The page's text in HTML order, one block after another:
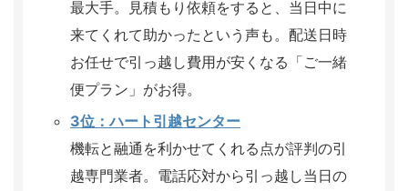
最大手。見積もり依頼をすると、当日中に
来てくれて助かったという声も。配送日時
お任せで引っ越し費用が安くなる「ご一緒
便プラン」がお得。
3位：ハート引越センター
機転と融通を利かせてくれる点が評判の引
越専門業者。電話応対から引っ越し当日の